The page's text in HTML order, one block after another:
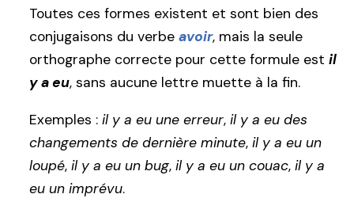
Toutes ces formes existent et sont bien des
conjugaisons du verbe avoir, mais la seule
orthographe correcte pour cette formule est il
y a eu, sans aucune lettre muette à la fin.
Exemples : il y a eu une erreur, il y a eu des
changements de dernière minute, il y a eu un
loupé, il y a eu un bug, il y a eu un couac, il y a
eu un imprévu.